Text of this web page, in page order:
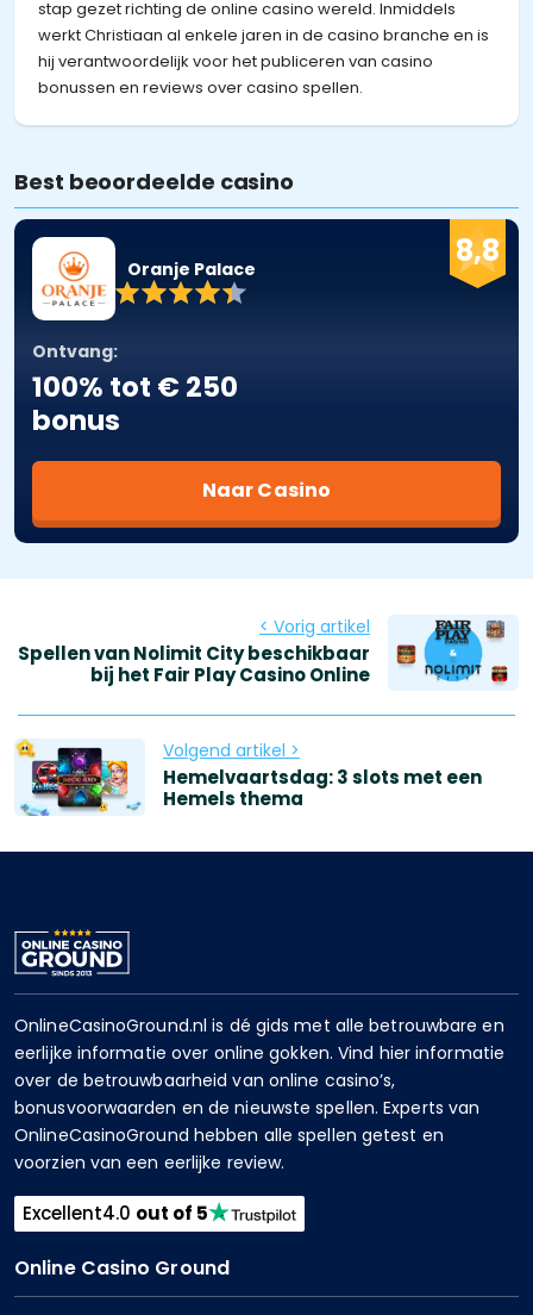
stap gezet richting de online casino wereld. Inmiddels
werkt Christiaan al enkele jaren in de casino branche en is
hij verantwoordelijk voor het publiceren van casino
bonussen en reviews over casino spellen.
Best beoordeelde casino
8,8
Oranje Palace
Ontvang:
100% tot € 250
bonus
Naar Casino
< Vorig artikel
Spellen van Nolimit City beschikbaar
bij het Fair Play Casino Online
Volgend artikel >
Hemelvaartsdag: 3 slots met een
Hemels thema
OnlineCasinoGround.nl is dé gids met alle betrouwbare en
eerlijke informatie over online gokken. Vind hier informatie
over de betrouwbaarheid van online casino’s,
bonusvoorwaarden en de nieuwste spellen. Experts van
OnlineCasinoGround hebben alle spellen getest en
voorzien van een eerlijke review.
Excellent4.0 out of 5
Online Casino Ground